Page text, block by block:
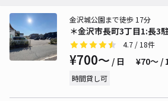
＊金沢市長町3丁目1:長3
金沢城公園まで徒歩 17分
4.7 / 18件
¥700〜 / 日 ¥70〜 /
時間貸し可